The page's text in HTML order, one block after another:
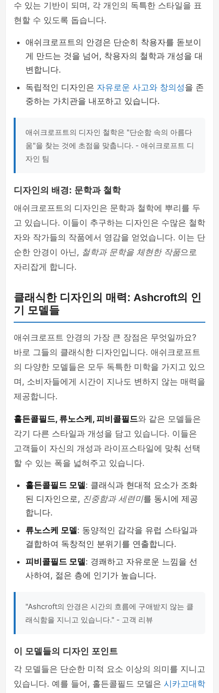
수 있는 기반이 되며, 각 개인의 독특한 스타일을 표
현할 수 있도록 돕습니다.
애쉬크로프트의 안경은 단순히 착용자를 돋보이
게 만드는 것을 넘어, 착용자의 철학과 개성을 대
변합니다.
독립적인 디자인은 자유로운 사고와 창의성을 존
중하는 가치관을 내포하고 있습니다.
애쉬크로프트의 디자인 철학은 "단순함 속의 아름다
움"을 찾는 것에 초점을 맞춥니다. - 애쉬크로프트 디
자인 팀
디자인의 배경: 문학과 철학
애쉬크로프트의 디자인은 문학과 철학에 뿌리를 두
고 있습니다. 이들이 추구하는 디자인은 수많은 철학
자와 작가들의 작품에서 영감을 얻었습니다. 이는 단
순한 안경이 아닌, 철학과 문학을 체현한 작품으로
자리잡게 합니다.
클래식한 디자인의 매력: Ashcroft의 인
기 모델들
애쉬크로프트 안경의 가장 큰 장점은 무엇일까요?
바로 그들의 클래식한 디자인입니다. 애쉬크로프트
의 다양한 모델들은 모두 독특한 미학을 가지고 있으
며, 소비자들에게 시간이 지나도 변하지 않는 매력을
제공합니다.
홀든콜필드, 류노스케, 피비콜필드와 같은 모델들은
각기 다른 스타일과 개성을 담고 있습니다. 이들은
고객들이 자신의 개성과 라이프스타일에 맞춰 선택
할 수 있는 폭을 넓혀주고 있습니다.
홀든콜필드 모델: 클래식과 현대적 요소가 조화
된 디자인으로, 진중함과 세련미를 동시에 제공
합니다.
류노스케 모델: 동양적인 감각을 유럽 스타일과
결합하여 독창적인 분위기를 연출합니다.
피비콜필드 모델: 경쾌하고 자유로운 느낌을 선
사하여, 젊은 층에 인기가 높습니다.
"Ashcroft의 안경은 시간의 흐름에 구애받지 않는 클
래식함을 지니고 있습니다." - 고객 리뷰
이 모델들의 디자인 포인트
각 모델들은 단순한 미적 요소 이상의 의미를 지니고
있습니다. 예를 들어, 홀든콜필드 모델은 시카고대학